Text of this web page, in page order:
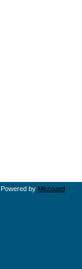
by Mezoued